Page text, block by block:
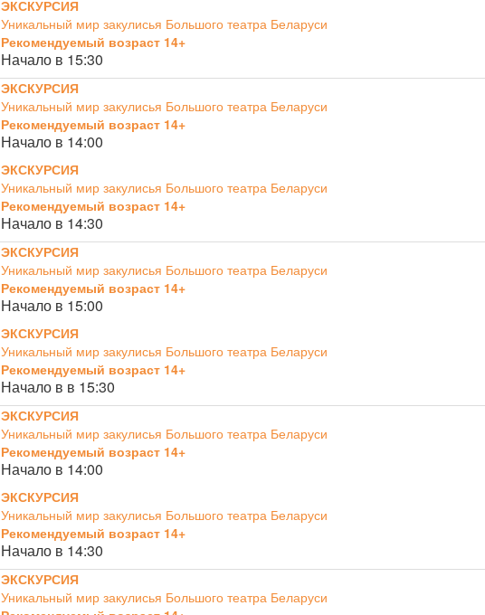
ЭКСКУРСИЯ
Уникальный мир закулисья Большого театра Беларуси
Рекомендуемый возраст 14+
Начало в 15:30
ЭКСКУРСИЯ
Уникальный мир закулисья Большого театра Беларуси
Рекомендуемый возраст 14+
Начало в 14:00
ЭКСКУРСИЯ
Уникальный мир закулисья Большого театра Беларуси
Рекомендуемый возраст 14+
Начало в 14:30
ЭКСКУРСИЯ
Уникальный мир закулисья Большого театра Беларуси
Рекомендуемый возраст 14+
Начало в 15:00
ЭКСКУРСИЯ
Уникальный мир закулисья Большого театра Беларуси
Рекомендуемый возраст 14+
Начало в в 15:30
ЭКСКУРСИЯ
Уникальный мир закулисья Большого театра Беларуси
Рекомендуемый возраст 14+
Начало в 14:00
ЭКСКУРСИЯ
Уникальный мир закулисья Большого театра Беларуси
Рекомендуемый возраст 14+
Начало в 14:30
ЭКСКУРСИЯ
Уникальный мир закулисья Большого театра Беларуси